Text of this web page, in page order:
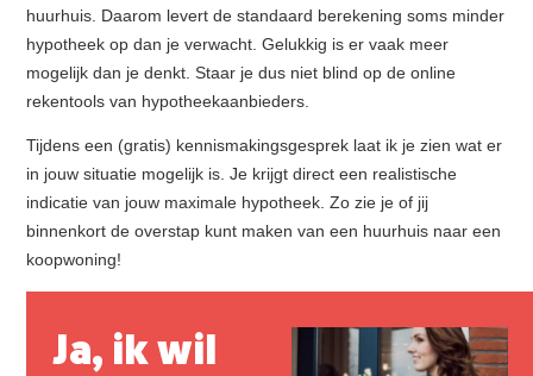
huurhuis. Daarom levert de standaard berekening soms minder
hypotheek op dan je verwacht. Gelukkig is er vaak meer
mogelijk dan je denkt. Staar je dus niet blind op de online
rekentools van hypotheekaanbieders.
Tijdens een (gratis) kennismakingsgesprek laat ik je zien wat er
in jouw situatie mogelijk is. Je krijgt direct een realistische
indicatie van jouw maximale hypotheek. Zo zie je of jij
binnenkort de overstap kunt maken van een huurhuis naar een
koopwoning!
Ja, ik wil